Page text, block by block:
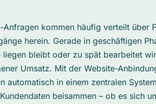
Anfragen kommen häufig verteilt über
herein. Gerade in geschäftigen
liegen bleibt oder zu spät bearbeitet
Umsatz. Mit der Website-
automatisch in einem zentralen
beisammen – ob es sich